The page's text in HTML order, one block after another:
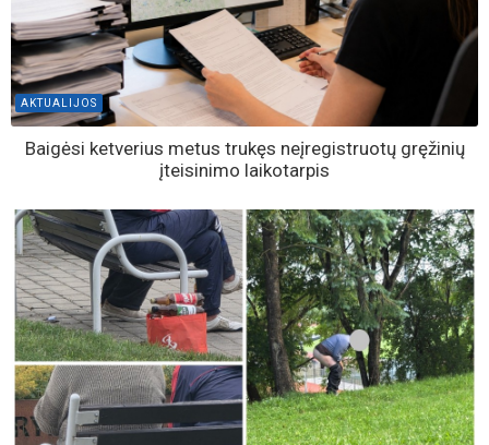
AKTUALIJOS
Baigėsi ketverius metus trukęs neįregistruotų gręžinių
įteisinimo laikotarpis